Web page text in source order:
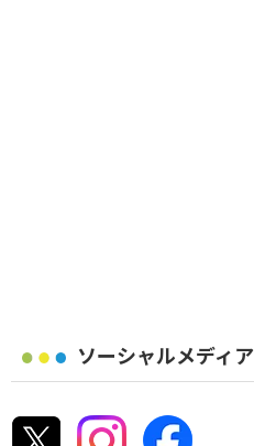
ソーシャルメディア